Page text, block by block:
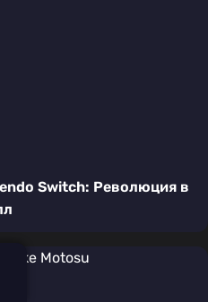
Switch: Революция в